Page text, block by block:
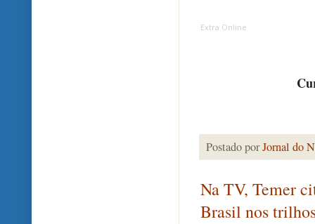
Extra Online
Postado porJornal do
Na TV, Temer
Brasil nos